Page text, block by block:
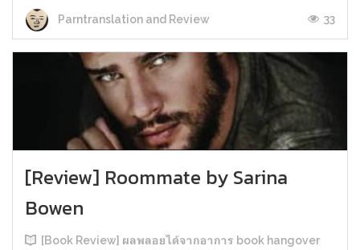
Parntranslation and Review 33
[Review] Roommate by Sarina
Bowen
[Book Review] ผลพลอยได้จากอาการ book hangover